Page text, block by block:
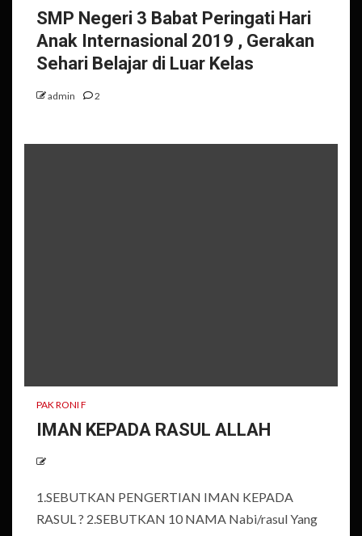
SMP Negeri 3 Babat Peringati Hari
Anak Internasional 2019 , Gerakan
Sehari Belajar di Luar Kelas
admin 2
PAK RONI F
IMAN KEPADA RASUL ALLAH
1.SEBUTKAN PENGERTIAN IMAN KEPADA
RASUL ? 2.SEBUTKAN 10 NAMA Nabi/rasul Yang